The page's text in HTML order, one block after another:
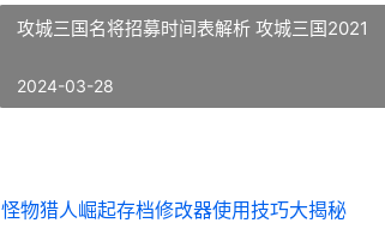
攻城三国名将招募时间表解析 攻城三国2021
2024-03-28
怪物猎人崛起存档修改器使用技巧大揭秘